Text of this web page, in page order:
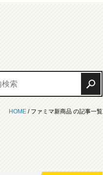
HOME / ファミマ新商品 の記事一覧